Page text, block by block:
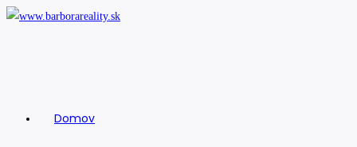
Skip
Domov